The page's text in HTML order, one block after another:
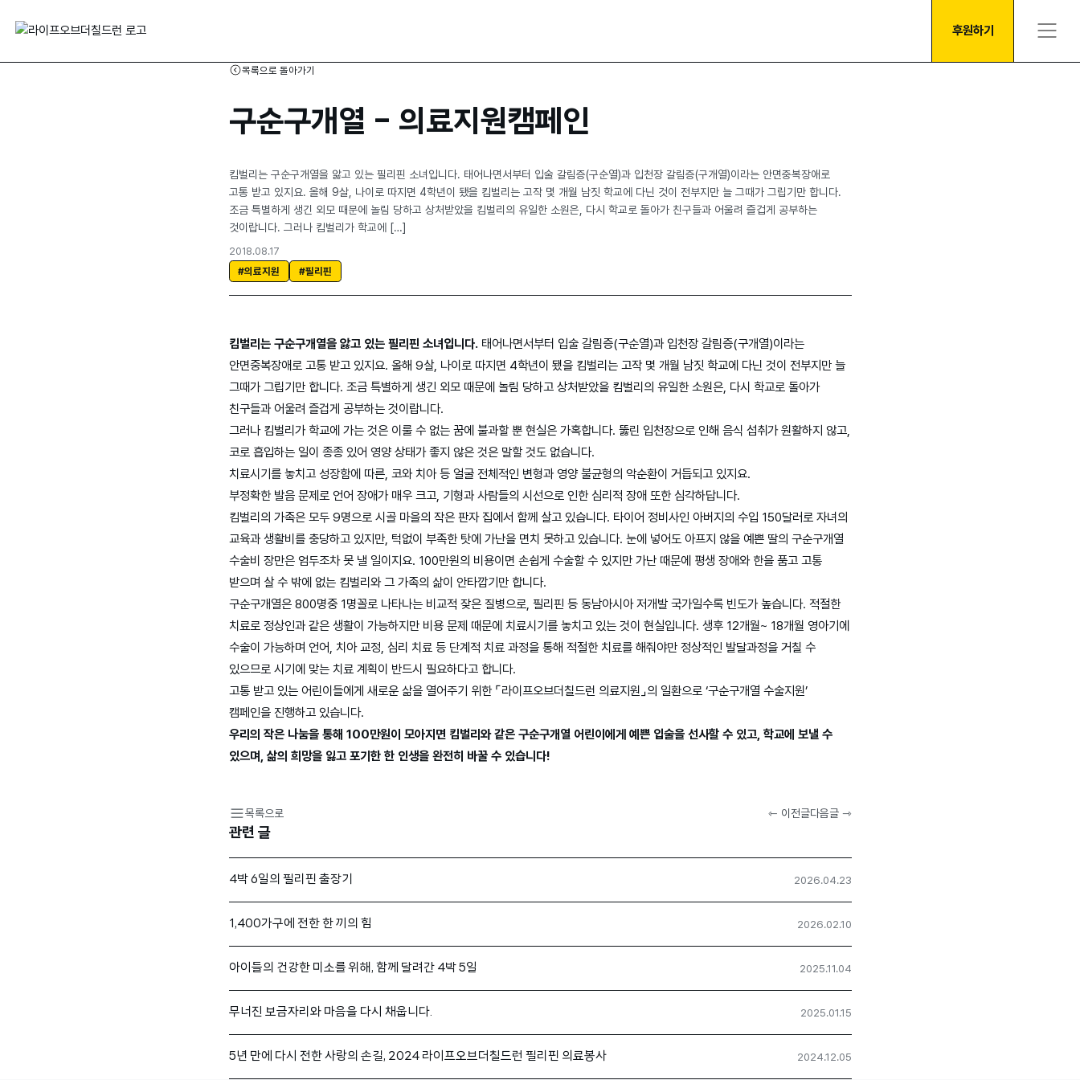
후원하기
목록으로 돌아가기
구순구개열 – 의료지원캠페인
킴벌리는 구순구개열을 앓고 있는 필리핀 소녀입니다. 태어나면서부터 입술 갈림증(구순열)과 입천장 갈림증(구개열)이라는 안면중복장애로
고통 받고 있지요. 올해 9살, 나이로 따지면 4학년이 됐을 킴벌리는 고작 몇 개월 남짓 학교에 다닌 것이 전부지만 늘 그때가 그립기만 합니다.
조금 특별하게 생긴 외모 때문에 놀림 당하고 상처받았을 킴벌리의 유일한 소원은, 다시 학교로 돌아가 친구들과 어울려 즐겁게 공부하는
것이랍니다. 그러나 킴벌리가 학교에 […]
2018.08.17
#의료지원
#필리핀
킴벌리는 구순구개열을 앓고 있는 필리핀 소녀입니다.태어나면서부터 입술 갈림증(구순열)과 입천장 갈림증(구개열)이라는
안면중복장애로 고통 받고 있지요. 올해 9살, 나이로 따지면 4학년이 됐을 킴벌리는 고작 몇 개월 남짓 학교에 다닌 것이 전부지만 늘
그때가 그립기만 합니다. 조금 특별하게 생긴 외모 때문에 놀림 당하고 상처받았을 킴벌리의 유일한 소원은, 다시 학교로 돌아가
친구들과 어울려 즐겁게 공부하는 것이랍니다.
그러나 킴벌리가 학교에 가는 것은 이룰 수 없는 꿈에 불과할 뿐 현실은 가혹합니다. 뚫린 입천장으로 인해 음식 섭취가 원활하지 않고,
코로 흡입하는 일이 종종 있어 영양 상태가 좋지 않은 것은 말할 것도 없습니다.
치료시기를 놓치고 성장함에 따른, 코와 치아 등 얼굴 전체적인 변형과 영양 불균형의 악순환이 거듭되고 있지요.
부정확한 발음 문제로 언어 장애가 매우 크고, 기형과 사람들의 시선으로 인한 심리적 장애 또한 심각하답니다.
킴벌리의 가족은 모두 9명으로 시골 마을의 작은 판자 집에서 함께 살고 있습니다. 타이어 정비사인 아버지의 수입 150달러로 자녀의
교육과 생활비를 충당하고 있지만, 턱없이 부족한 탓에 가난을 면치 못하고 있습니다. 눈에 넣어도 아프지 않을 예쁜 딸의 구순구개열
수술비 장만은 엄두조차 못 낼 일이지요. 100만원의 비용이면 손쉽게 수술할 수 있지만 가난 때문에 평생 장애와 한을 품고 고통
받으며 살 수 밖에 없는 킴벌리와 그 가족의 삶이 안타깝기만 합니다.
구순구개열은 800명중 1명꼴로 나타나는 비교적 잦은 질병으로, 필리핀 등 동남아시아 저개발 국가일수록 빈도가 높습니다. 적절한
치료로 정상인과 같은 생활이 가능하지만 비용 문제 때문에 치료시기를 놓치고 있는 것이 현실입니다. 생후 12개월~ 18개월 영아기에
수술이 가능하며 언어, 치아 교정, 심리 치료 등 단계적 치료 과정을 통해 적절한 치료를 해줘야만 정상적인 발달과정을 거칠 수
있으므로 시기에 맞는 치료 계획이 반드시 필요하다고 합니다.
고통 받고 있는 어린이들에게 새로운 삶을 열어주기 위한 ⌜라이프오브더칠드런 의료지원⌟의 일환으로 ‘구순구개열 수술지원’
캠페인을 진행하고 있습니다.
우리의 작은 나눔을 통해 100만원이 모아지면 킴벌리와 같은 구순구개열 어린이에게 예쁜 입술을 선사할 수 있고, 학교에 보낼 수
있으며, 삶의 희망을 잃고 포기한 한 인생을 완전히 바꿀 수 있습니다!
목록으로 ⇽ 이전글다음글 ⇾
관련 글
4박 6일의 필리핀 출장기 2026.04.23
1,400가구에 전한 한 끼의 힘 2026.02.10
아이들의 건강한 미소를 위해, 함께 달려간 4박 5일 2025.11.04
무너진 보금자리와 마음을 다시 채웁니다. 2025.01.15
5년 만에 다시 전한 사랑의 손길, 2024 라이프오브더칠드런 필리핀 의료봉사 2024.12.05